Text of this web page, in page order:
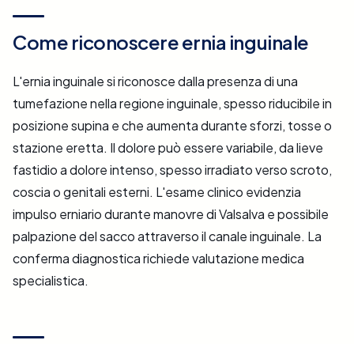
Come riconoscere ernia inguinale
L'ernia inguinale si riconosce dalla presenza di una
tumefazione nella regione inguinale, spesso riducibile in
posizione supina e che aumenta durante sforzi, tosse o
stazione eretta. Il dolore può essere variabile, da lieve
fastidio a dolore intenso, spesso irradiato verso scroto,
coscia o genitali esterni. L'esame clinico evidenzia
impulso erniario durante manovre di Valsalva e possibile
palpazione del sacco attraverso il canale inguinale. La
conferma diagnostica richiede valutazione medica
specialistica.